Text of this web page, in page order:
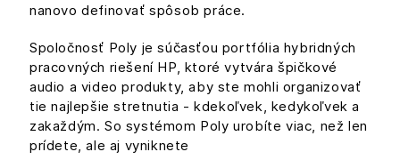
nanovo definovať spôsob práce.
Spoločnosť Poly je súčasťou portfólia hybridných
pracovných riešení HP, ktoré vytvára špičkové
audio a video produkty, aby ste mohli organizovať
tie najlepšie stretnutia - kdekoľvek, kedykoľvek a
zakaždým. So systémom Poly urobíte viac, než len
prídete, ale aj vyniknete